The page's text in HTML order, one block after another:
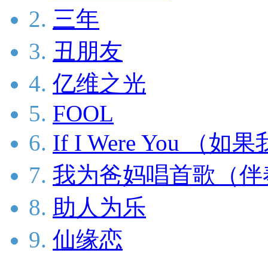
2. 三年
3. 丑朋友
4. 亿维之光
5. FOOL
6. If I Were You （如
7. 我为爸妈唱首歌（
8. 助人为乐
9. 仙缘恋